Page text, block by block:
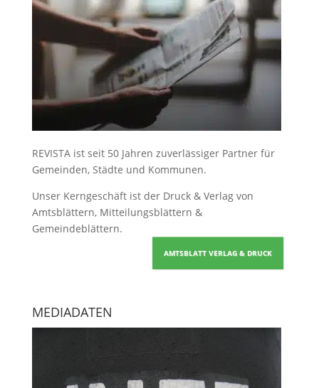
REVISTA ist seit 50 Jahren zuverlässiger Partner für
Gemeinden, Städte und Kommunen.
Unser Kerngeschäft ist der Druck & Verlag von
Amtsblättern, Mitteilungsblättern &
Gemeindeblättern.
AMTSBLATT VERLAG & DRUCK
MEDIADATEN